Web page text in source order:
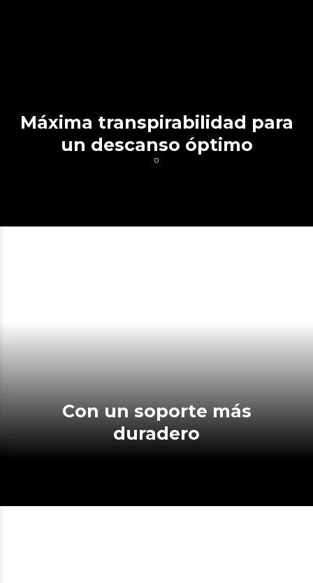
Máxima transpirabilidad para
un descanso óptimo
0
Con un soporte más
duradero